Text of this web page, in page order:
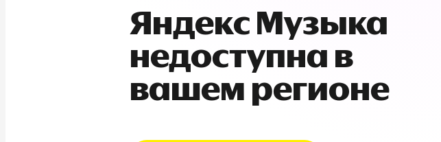
Яндекс Музыка
недоступна в
вашем регионе